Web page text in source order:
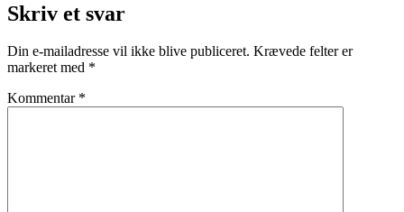
Skriv et svar
Din e-mailadresse vil ikke blive publiceret. Krævede felter er
markeret med *
Kommentar *